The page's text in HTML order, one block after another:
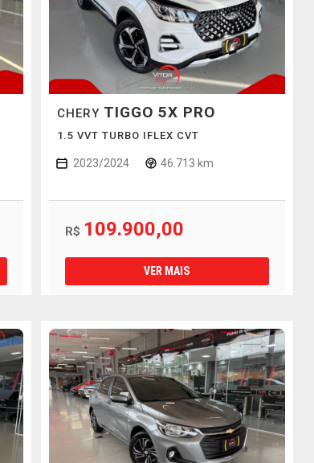
CHERY TIGGO 5X PRO
1.5 VVT TURBO IFLEX CVT
2023/2024 46.713 km
R$ 109.900,00
VER MAIS